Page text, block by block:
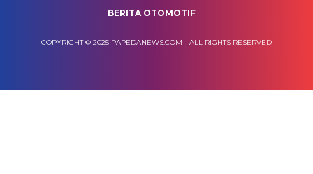
BERITA OTOMOTIF
COPYRIGHT © 2025 PAPEDANEWS.COM - ALL RIGHTS RESERVED